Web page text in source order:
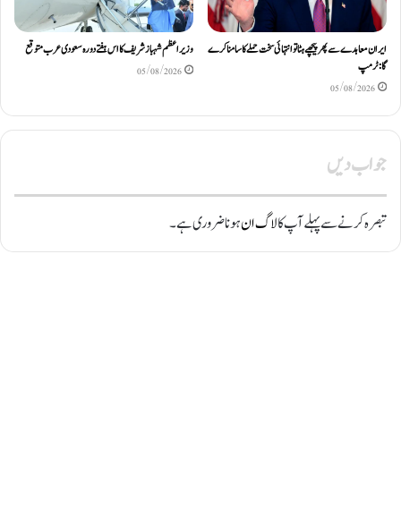
ایران معاہدے سے پھر پیچھے ہٹا تو انتہائی سخت حملے کا سامنا کرے
گا: ٹرمپ
05/08/2026
وزیراعظم شہباز شریف کا اس ہفتے دورہ سعودی عرب متوقع
05/08/2026
جواب دیں
تبصرہ کرنے سے پہلے آپ کالاگ انہونا ضروری ہے۔